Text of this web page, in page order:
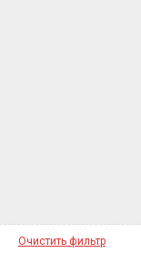
Очистить фильтр